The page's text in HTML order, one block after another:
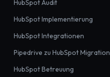
HubSpot Audit
HubSpot Implementierung
HubSpot Integrationen
Pipedrive zu HubSpot Migration
HubSpot Betreuung